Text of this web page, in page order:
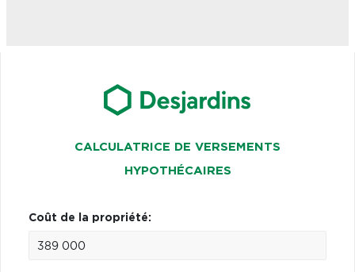
CALCULATRICE DE VERSEMENTS
HYPOTHÉCAIRES
Coût de la propriété: